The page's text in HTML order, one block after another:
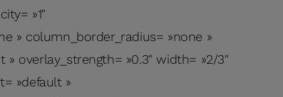
»1″
» column_border_radius= »none »
overlay_strength= »0.3″ width= »2/3″
»default »